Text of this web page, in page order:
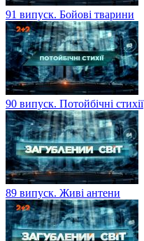
91 випуск. Бойові тварини
90 випуск. Потойбічні стихії
89 випуск. Живі антени